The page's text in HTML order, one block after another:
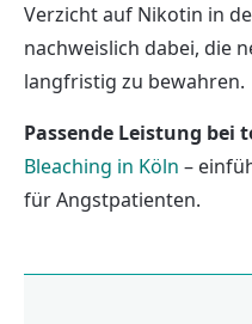
Verzicht auf Nikotin in
nachweislich dabei, die
langfristig zu bewahren.
Passende Leistung bei
Bleaching in Köln –
für Angstpatienten.